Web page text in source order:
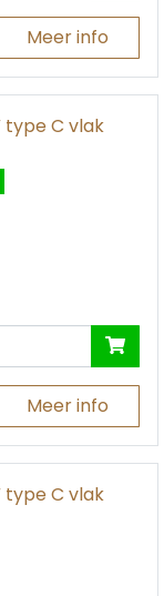
Meer info
type C vlak
Meer info
type C vlak